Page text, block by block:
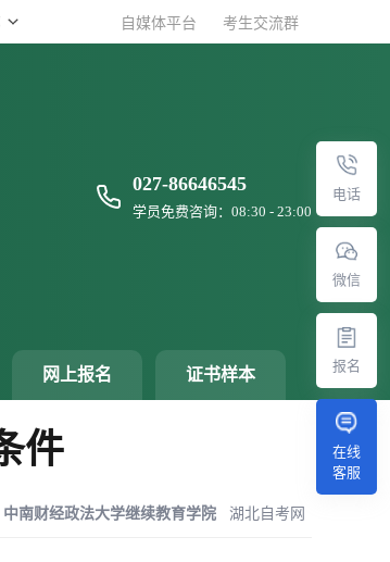
自媒体平台 考生交流群
027-86646545
学员免费咨询：08:30 - 23:00
网上报名 证书样本
电话
微信
报名
在线
客服
件
中南财经政法大学继续教育学院 湖北自考网
自媒体平台 考生交流群